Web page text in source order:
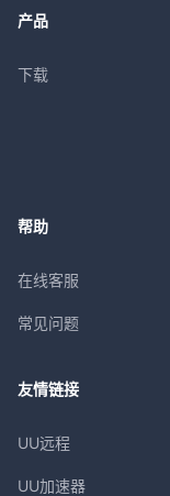
产品
下载
帮助
在线客服
常见问题
友情链接
UU远程
UU加速器